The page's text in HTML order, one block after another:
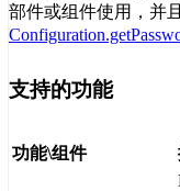
部件或组件使用，并
支持的功能
功能\组件